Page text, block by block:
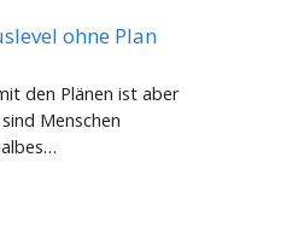
ohne Plan
den Plänen ist aber
Menschen